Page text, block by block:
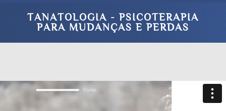
TANATOLOGIA - PSICOTERAPIA
PARA MUDANÇAS E PERDAS